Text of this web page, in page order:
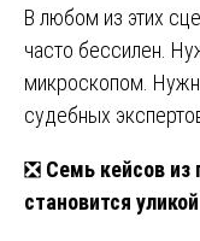
В любом из этих
часто бессилен.
микроскопом.
судебных
❎ Семь кейсов из
становится уликой